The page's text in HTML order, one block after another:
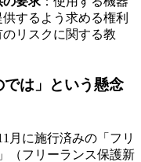
するよう求める権利
のリスクに関する教
では」という懸念
月に施行済みの「フリ
（フリーランス保護新